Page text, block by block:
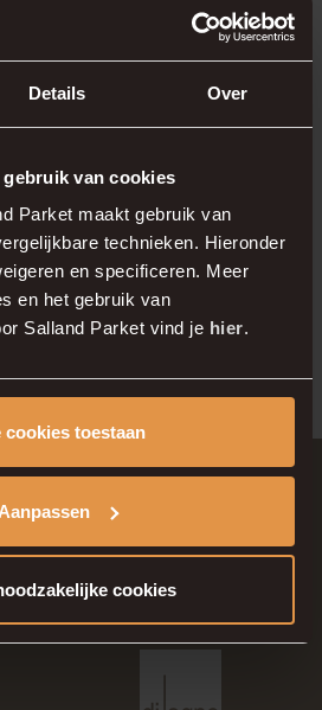
Details Over
van cookies
Parket maakt gebruik van
technieken. Hieronder
en specificeren. Meer
en het gebruik van
Salland Parket vind je hier.
cookies toestaan
Aanpassen
cookies
zorgen we ervoor dat
de warme, stijlvolle
het verdient. Heeft u nog
contact op via onze